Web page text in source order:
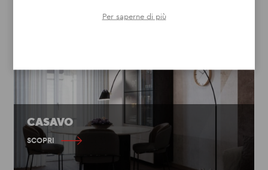
CASAVO
SCOPRI
Per saperne di più